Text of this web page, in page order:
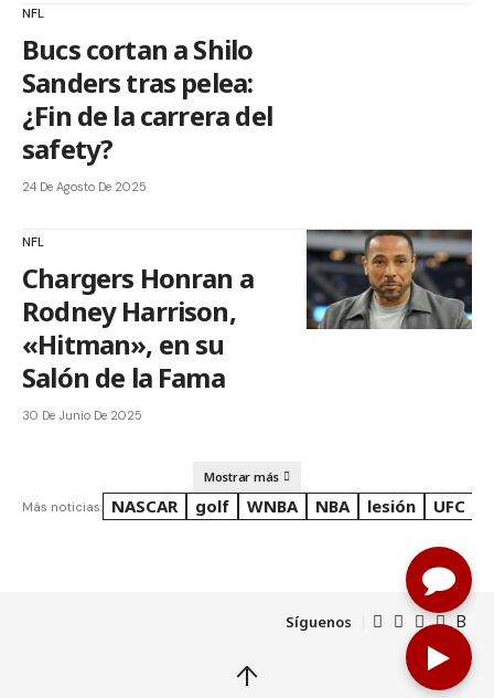
NFL
Bucs cortan a Shilo
Sanders tras pelea:
¿Fin de la carrera del
safety?
24 De Agosto De 2025
NFL
Chargers Honran a
Rodney Harrison,
«Hitman», en su
Salón de la Fama
30 De Junio De 2025
Mostrar más
Más noticias: NASCAR golf WNBA NBA lesión UFC
Síguenos
↑